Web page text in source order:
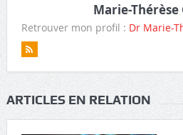
Marie-Thérèse
Retrouver mon profil : Dr Marie-
ARTICLES EN RELATION